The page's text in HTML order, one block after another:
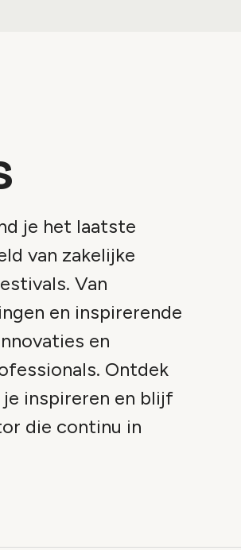
je het laatste
van zakelijke
Van
en inspirerende
en
Ontdek
inspireren en blijf
die continu in